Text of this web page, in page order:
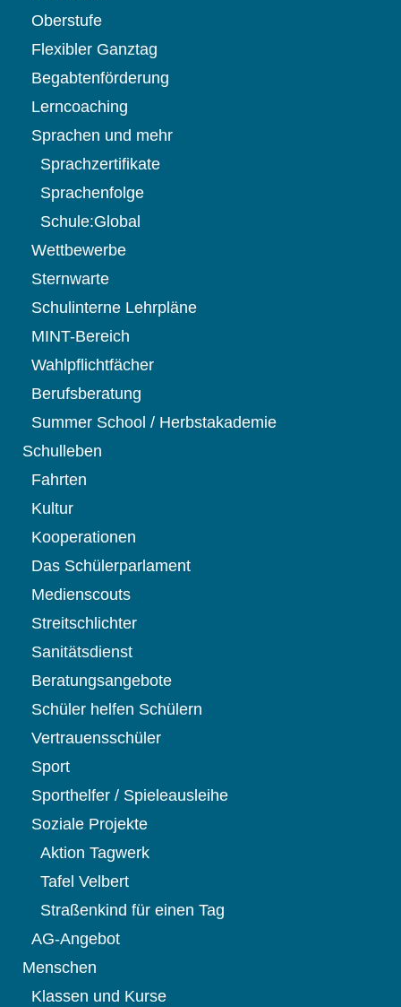
Oberstufe
Flexibler Ganztag
Begabtenförderung
Lerncoaching
Sprachen und mehr
Sprachzertifikate
Sprachenfolge
Schule:Global
Wettbewerbe
Sternwarte
Schulinterne Lehrpläne
MINT-Bereich
Wahlpflichtfächer
Berufsberatung
Summer School / Herbstakademie
Schulleben
Fahrten
Kultur
Kooperationen
Das Schülerparlament
Medienscouts
Streitschlichter
Sanitätsdienst
Beratungsangebote
Schüler helfen Schülern
Vertrauensschüler
Sport
Sporthelfer / Spieleausleihe
Soziale Projekte
Aktion Tagwerk
Tafel Velbert
Straßenkind für einen Tag
AG-Angebot
Menschen
Klassen und Kurse